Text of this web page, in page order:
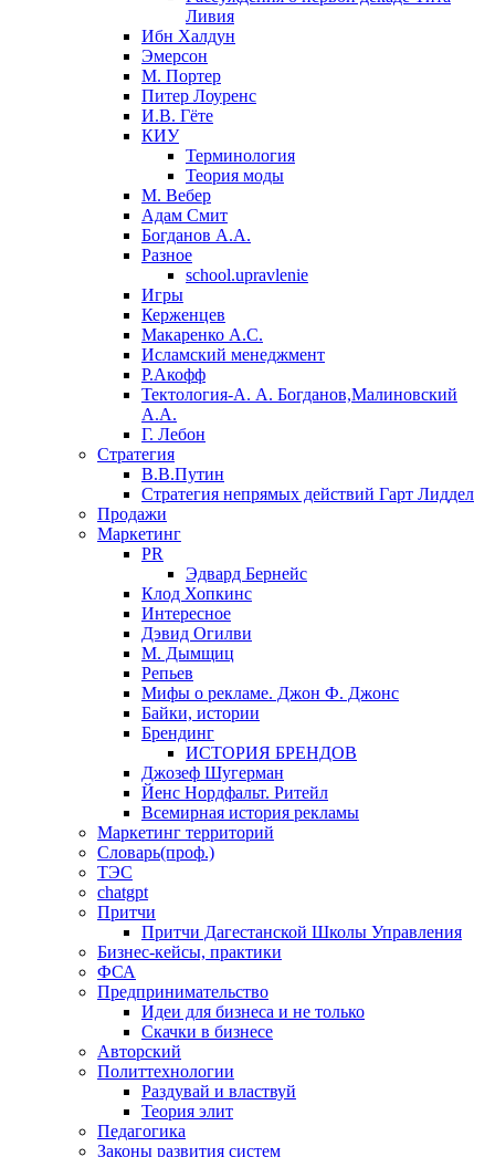
Ливия
Ибн Халдун
Эмерсон
М. Портер
Питер Лоуренс
И.В. Гёте
КИУ
Терминология
Теория моды
М. Вебер
Адам Смит
Богданов А.А.
Разное
school.upravlenie
Игры
Керженцев
Макаренко А.С.
Исламский менеджмент
Р.Акофф
Тектология-А. А. Богданов,Малиновский
А.А.
​Г. Лебон
Стратегия
В.В.Путин
​Стратегия непрямых действий Гарт Лиддел
Продажи
Маркетинг
PR
Эдвард Бернейс
Клод Хопкинс
Интересное
Дэвид Огилви
М. Дымщиц
Репьев
Мифы о рекламе. Джон Ф. Джонс
Байки, истории
Брендинг
ИСТОРИЯ БРЕНДОВ
Джозеф Шугерман
​Йенс Нордфальт. Ритейл
Всемирная история рекламы
Маркетинг территорий
Словарь(проф.)
ТЭС
chatgpt
Притчи
Притчи Дагестанской Школы Управления
Бизнес-кейсы, практики
ФСА
Предпринимательство
Идеи для бизнеса и не только
Скачки в бизнесе
Авторский
Политтехнологии
Раздувай и властвуй
Теория элит
​Педагогика
Законы развития систем